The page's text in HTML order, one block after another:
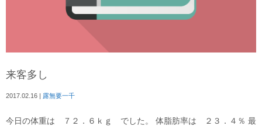
来客多し
2017.02.16 | 露無要一千
今日の体重は ７２．６ｋｇ でした。 体脂肪率は ２３．４％ 最